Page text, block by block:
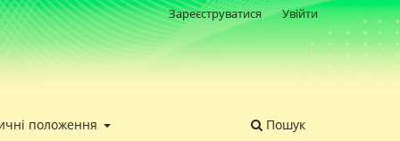
положення Пошук
Зареєструватися Увійти